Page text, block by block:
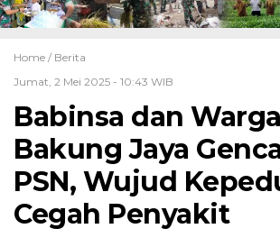
Home / Berita
Jumat, 2 Mei 2025 - 10:43 WIB
Babinsa dan Warga
Bakung Jaya
PSN, Wujud
Cegah Penyakit